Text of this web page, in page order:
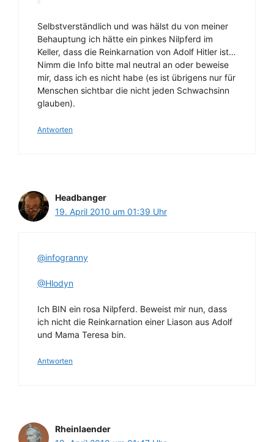
Selbstverständlich und was hälst du von meiner
Behauptung ich hätte ein pinkes Nilpferd im
Keller, dass die Reinkarnation von Adolf Hitler ist…
Nimm die Info bitte mal neutral an oder beweise
mir, dass ich es nicht habe (es ist übrigens nur für
Menschen sichtbar die nicht jeden Schwachsinn
glauben).
Antworten
Headbanger
19. April 2010 um 01:39 Uhr
@infogranny
@Hlodyn
Ich BIN ein rosa Nilpferd. Beweist mir nun, dass
ich nicht die Reinkarnation einer Liason aus Adolf
und Mama Teresa bin.
Antworten
Rheinlaender